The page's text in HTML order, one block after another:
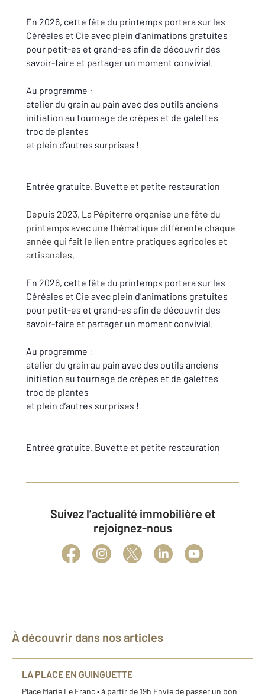
En 2026, cette fête du printemps portera sur les
Céréales et Cie avec plein d’animations gratuites
pour petit-es et grand-es afin de découvrir des
savoir-faire et partager un moment convivial.
Au programme :
atelier du grain au pain avec des outils anciens
initiation au tournage de crêpes et de galettes
troc de plantes
et plein d’autres surprises !
Entrée gratuite. Buvette et petite restauration
Depuis 2023, La Pépiterre organise une fête du
printemps avec une thématique différente chaque
année qui fait le lien entre pratiques agricoles et
artisanales.
En 2026, cette fête du printemps portera sur les
Céréales et Cie avec plein d’animations gratuites
pour petit-es et grand-es afin de découvrir des
savoir-faire et partager un moment convivial.
Au programme :
atelier du grain au pain avec des outils anciens
initiation au tournage de crêpes et de galettes
troc de plantes
et plein d’autres surprises !
Entrée gratuite. Buvette et petite restauration
Suivez l’actualité immobilière et
rejoignez-nous
À découvrir dans nos articles
LA PLACE EN GUINGUETTE
Place Marie Le Franc • à partir de 19h Envie de passer un bon